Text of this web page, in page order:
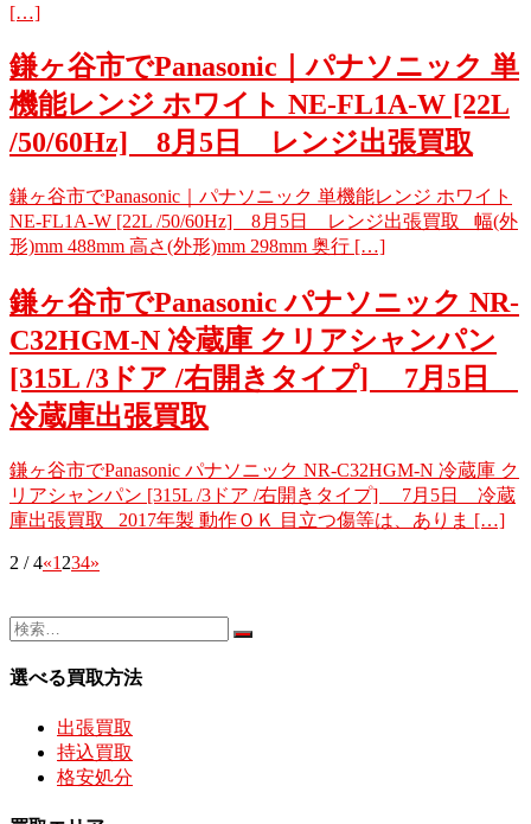
[…]
鎌ヶ谷市でPanasonic｜パナソニック 単
機能レンジ ホワイト NE-FL1A-W [22L
/50/60Hz] 8月5日 レンジ出張買取
鎌ヶ谷市でPanasonic｜パナソニック 単機能レンジ ホワイト
NE-FL1A-W [22L /50/60Hz] 8月5日 レンジ出張買取 幅(外
形)mm 488mm 高さ(外形)mm 298mm 奥行 […]
鎌ヶ谷市でPanasonic パナソニック NR-
C32HGM-N 冷蔵庫 クリアシャンパン
[315L /3ドア /右開きタイプ] 7月5日
冷蔵庫出張買取
鎌ヶ谷市でPanasonic パナソニック NR-C32HGM-N 冷蔵庫 ク
リアシャンパン [315L /3ドア /右開きタイプ] 7月5日 冷蔵
庫出張買取 2017年製 動作ＯＫ 目立つ傷等は、ありま […]
2 / 4«1 234»
選べる買取方法
出張買取
持込買取
格安処分